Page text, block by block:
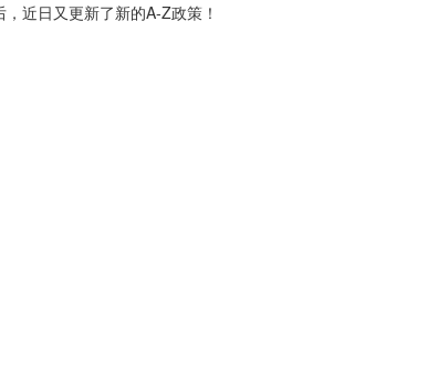
近日又更新了新的A-Z政策！